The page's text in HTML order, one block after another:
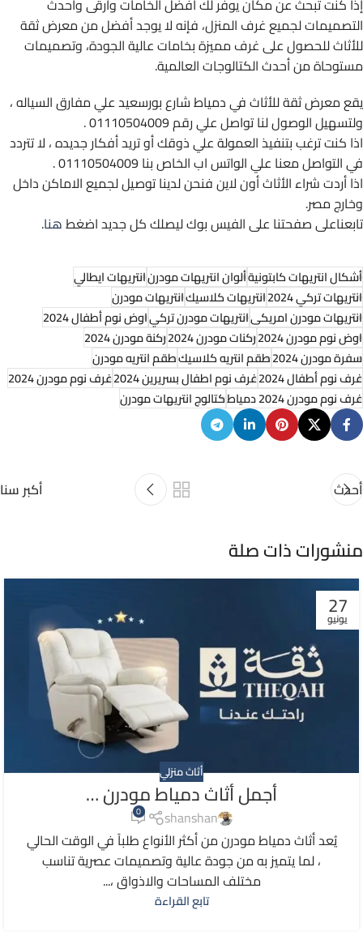
إذا كنت تبحث عن مكان يوفر لك أفضل الخامات وأرقى وأحدث
التصميمات لجميع غرف المنزل، فإنه لا يوجد أفضل من معرض ثقة
للأثاث للحصول على غرف مميزة بخامات عالية الجودة، وتصميمات
مستوحاة من أحدث الكتالوجات العالمية.
يقع معرض ثقة للأثاث في دمياط شارع بورسعيد علي مفارق السياله ،
ولتسهيل الوصول لنا تواصل علي رقم 01110504009 .
اذا كنت ترغب بتنفيذ العمولة علي ذوقك أو تريد أفكار جديده ، لا تتردد
في التواصل معنا علي الواتس اب الخاص بنا 01110504009 .
اذا أردت شراء الأثاث أون لاين فنحن لدينا توصيل لجميع الاماكن داخل
وخارج مصر.
تابعناعلى صفحتنا على الفيس بوك ليصلك كل جديد اضغطهنا.
أشكال انتريهات كابتونيةألوان انتريهات مودرنانتريهات ايطالي
انتريهات تركي 2024
انتريهات كلاسيكانتريهات مودرن
انتريهات مودرن امريكىانتريهات مودرن تركياوض نوم أطفال 2024
اوض نوم مودرن 2024
ركنات مودرن 2024
ركنة مودرن 2024
سفرة مودرن 2024
طقم انتريه كلاسيك‬‎طقم انتريه مودرن
غرف نوم أطفال 2024
غرف نوم اطفال بسريرين 2024
غرف نوم مودرن 2024
غرف نوم مودرن 2024 دمياط
كتالوج انتريهات مودرن
أحدث أكبر سنا
منشورات ذات صلة
27
يونيو
أثاث منزلي
أجمل أثاث دمياط مودرن …
shanshan
0
يُعد أثاث دمياط مودرن من أكثر الأنواع طلباً في الوقت الحالي
، لما يتميز به من جودة عالية وتصميمات عصرية تناسب
مختلف المساحات والاذواق ،...
تابع القراءة